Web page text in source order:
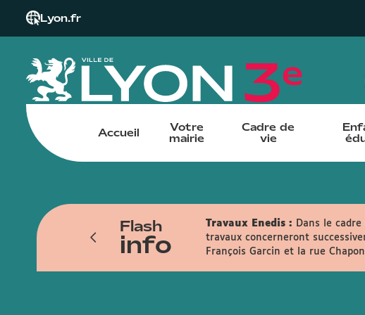
Lyon.fr
Accueil
Votre
mairie
Cadre de
vie
Flash
info
Travaux Enedis :
Dans le
travaux concerneront
François Garcin et la rue